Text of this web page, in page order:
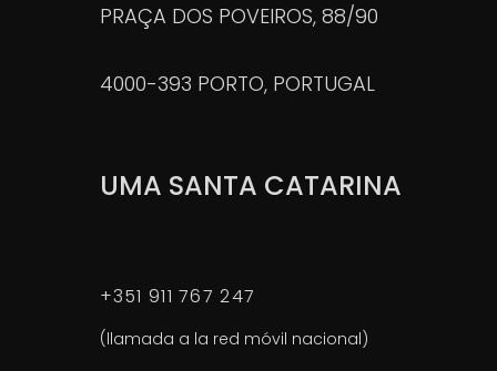
PRAÇA DOS POVEIROS, 88/90
4000-393 PORTO, PORTUGAL
UMA SANTA CATARINA
+351 911 767 247
(llamada a la red móvil nacional)